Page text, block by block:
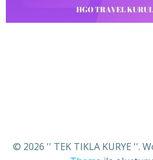
© 2026 '' TEK TIKLA KURYE ''.